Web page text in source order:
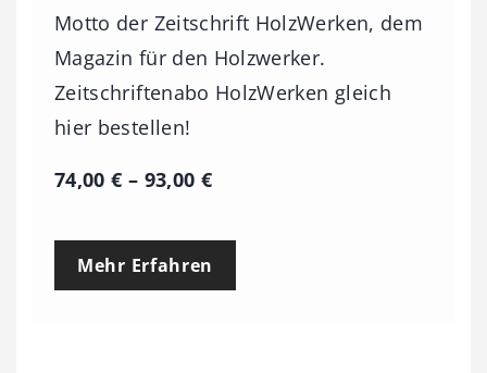
Motto der Zeitschrift HolzWerken, dem
Magazin für den Holzwerker.
Zeitschriftenabo HolzWerken gleich
hier bestellen!
74,00€ – 93,00 €P
e
Mehr Erfahren